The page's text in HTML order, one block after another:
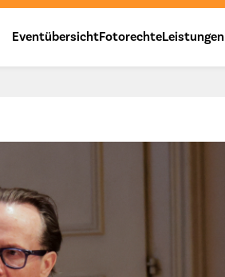
EventübersichtFotorechteLeistungen